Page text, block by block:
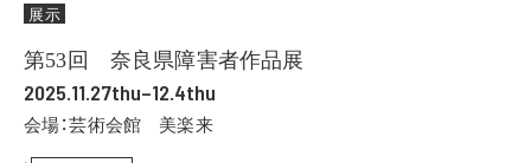
展示
第53回 奈良県障害者作品展
2025.11.27thu–12.4thu
会場：芸術会館 美楽来